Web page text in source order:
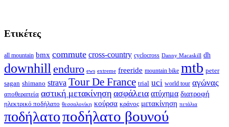
Ετικέτες
all mountain bmx commute cross-country cyclocross Danny Macaskill dh
downhillenduro ews extreme freeride mountain bike mtb peter
sagan shimano strava Tour De France trial uci world tour αγώνας
αποθεραπεία αστική μετακίνηση ασφάλεια ατύχημα διατροφή
ηλεκτρικό ποδήλατο θεσσαλονίκη κούρσα κράνος μετακίνηση πετάλια
ποδήλατοποδήλατο βουνού